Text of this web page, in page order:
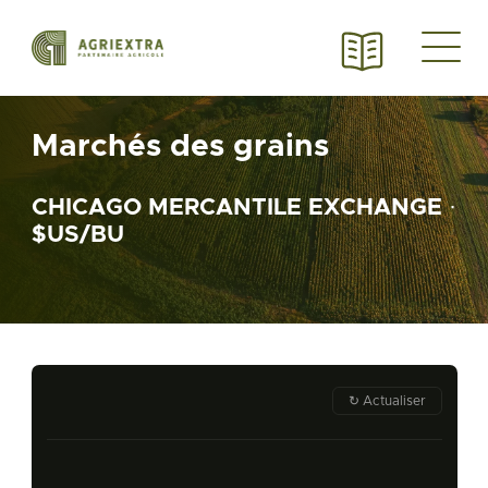
Marchés des grains
CHICAGO MERCANTILE EXCHANGE ·
$US/BU
↻ Actualiser